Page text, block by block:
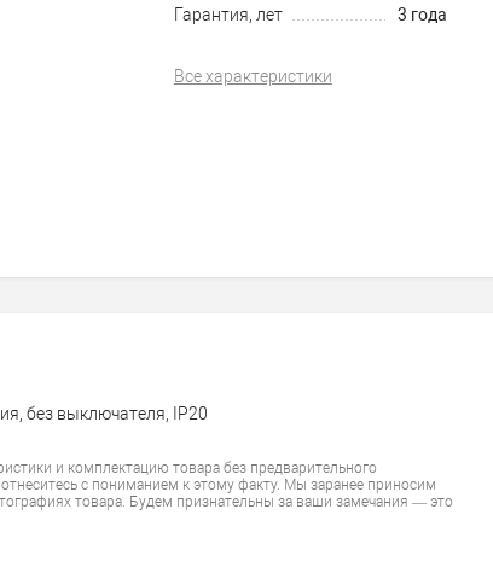
Гарантия, лет
3 года
Все характеристики
без выключателя, IP20
и комплектацию товара без предварительного
с пониманием к этому факту. Мы заранее приносим
товара. Будем признательны за ваши замечания — это